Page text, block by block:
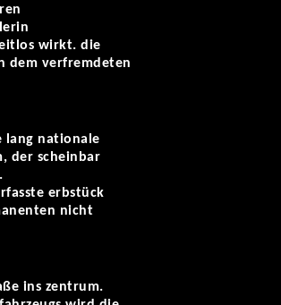
wirkt. die
dem verfremdeten
lang nationale
der scheinbar
erbstück
nicht
ins zentrum.